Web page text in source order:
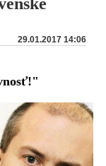
29.01.2017 14:06